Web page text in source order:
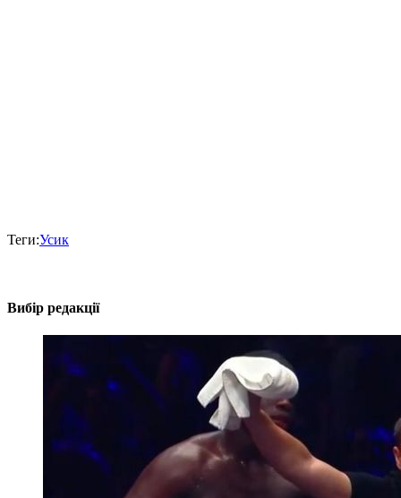
Теги:Усик
Вибір редакції